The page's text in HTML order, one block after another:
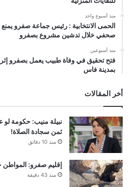
منذ أسبوع واحد
الحمى الانتخابية : رئيس جماعة صفرو
صحفي خلال تدشين مشروع بصفرو
منذ أسبوعين
فتح تحقيق في وفاة طبيب يعمل بصفرو
بمدينة فاس
أخر المقالات
نبيلة منيب: حكومة لو
ثمن سجادة الصلاة!
منذ 10 دقائق
إقليم صفرو: المواطن
منذ 43 دقيقة